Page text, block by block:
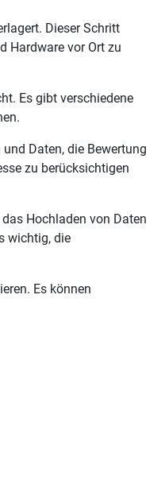
Dieser Schritt
Hardware vor Ort zu
Es gibt verschiedene
Daten, die Bewertung
zu berücksichtigen
Hochladen von Daten
wichtig, die
Es können